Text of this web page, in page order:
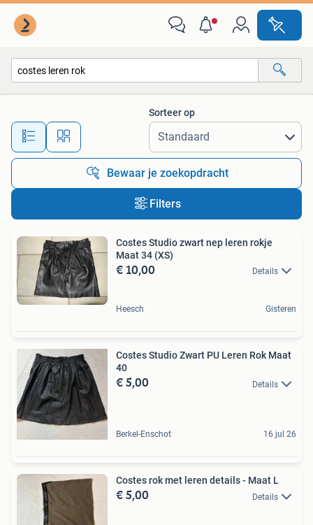
Alle afstanden…
Sorteer op
Bewaar je zoekopdracht
Filters
Costes Studio zwart nep leren rokje
Maat 34 (XS)
€ 10,00 Details
Heesch Gisteren
Costes Studio Zwart PU Leren Rok Maat
40
€ 5,00 Details
Berkel-Enschot 16 jul 26
Costes rok met leren details - Maat L
€ 5,00 Details